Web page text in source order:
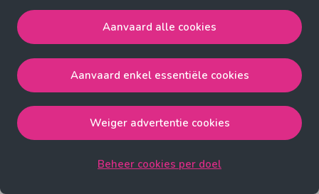
Aanvaard alle cookiesgaat akkoord met de strict
noodzakelijke, analytische, functionele en advertentie
cookies.
de strict noodzakelijke cookies.
Weiger advertentie cookiesgaat akkoord met de strict
Aanvaard alle cookies
Aanvaard enkel essentiële cookies
Weiger advertentie cookies
Beheer cookies per doel